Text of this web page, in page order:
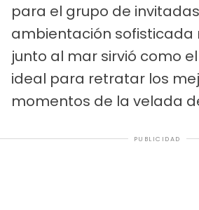
para el grupo de
ambientación
junto al mar sirvió como
ideal para retratar los
momentos de la velada
PUBLICIDAD